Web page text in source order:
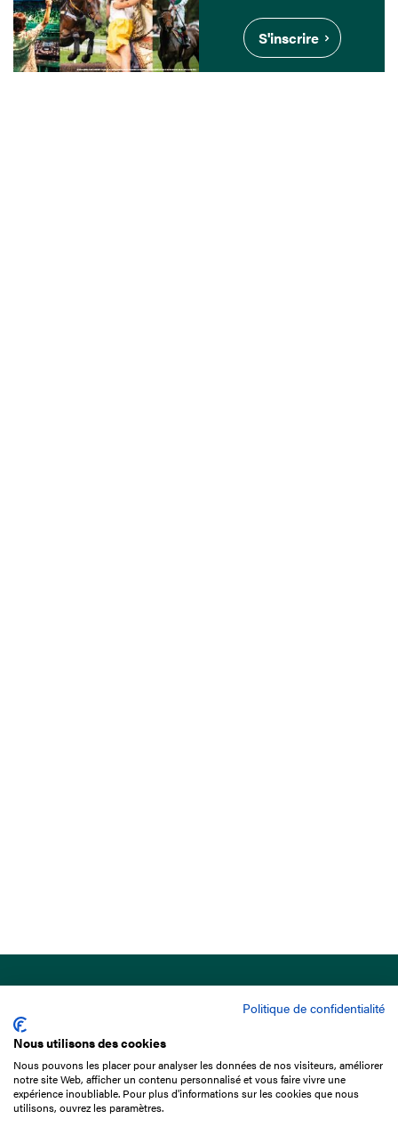
S'inscrire
15 Boulevard de Douaumont
75017 Paris
01 49 10 20 29
Politique de confidentialité
Nous utilisons des cookies
Nous pouvons les placer pour analyser les données de nos visiteurs, améliorer
notre site Web, afficher un contenu personnalisé et vous faire vivre une
expérience inoubliable. Pour plus d'informations sur les cookies que nous
utilisons, ouvrez les paramètres.